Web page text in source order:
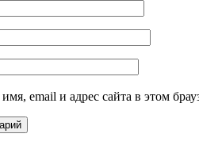
email и адрес сайта в этом